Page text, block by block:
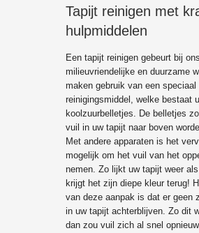
Tapijt reinigen met
hulpmiddelen
Een tapijt reinigen gebeurt bij
milieuvriendelijke en duurzame
maken gebruik van een speciaal
reinigingsmiddel, welke bestaat
koolzuurbelletjes. De belletjes
vuil in uw tapijt naar boven
Met andere apparaten is het
mogelijk om het vuil van het
nemen. Zo lijkt uw tapijt weer
krijgt het zijn diepe kleur terug!
van deze aanpak is dat er geen
in uw tapijt achterblijven. Zo dit
dan zou vuil zich al snel